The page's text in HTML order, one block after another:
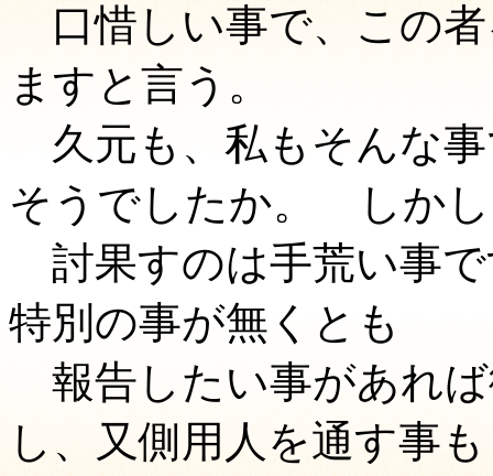
口惜しい事で、この
ますと言う。
久元も、私もそんな
そうでしたか。 しかし
討果すのは手荒い事
特別の事が無くとも
報告したい事があれ
し、又側用人を通す事も